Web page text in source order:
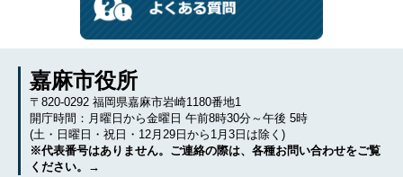
嘉麻市役所
〒820-0292 福岡県嘉麻市岩崎1180番地1
開庁時間：月曜日から金曜日 午前8時30分～午後 5時
(土・日曜日・祝日・12月29日から1月3日は除く)
※代表番号はありません。ご連絡の際は、各種お問い合わせをご覧
ください。→